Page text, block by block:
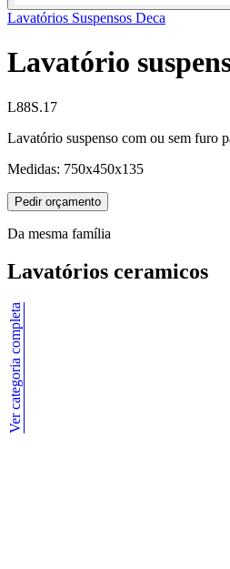
Lavatórios Suspensos Deca
Lavatório
L88S.17
Lavatório suspenso com ou sem furo
Medidas: 750x450x135
Pedir orçamento
Da mesma família
Lavatórios ceramicos
Ver categoria completa